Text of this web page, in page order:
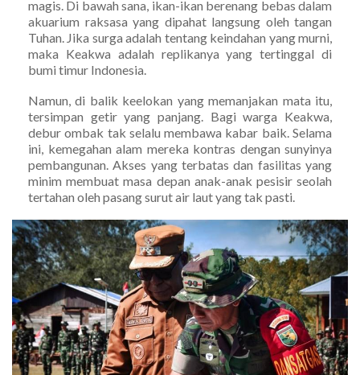
magis. Di bawah sana, ikan-ikan berenang bebas dalam
akuarium raksasa yang dipahat langsung oleh tangan
Tuhan. Jika surga adalah tentang keindahan yang murni,
maka Keakwa adalah replikanya yang tertinggal di
bumi timur Indonesia.
Namun, di balik keelokan yang memanjakan mata itu,
tersimpan getir yang panjang. Bagi warga Keakwa,
debur ombak tak selalu membawa kabar baik. Selama
ini, kemegahan alam mereka kontras dengan sunyinya
pembangunan. Akses yang terbatas dan fasilitas yang
minim membuat masa depan anak-anak pesisir seolah
tertahan oleh pasang surut air laut yang tak pasti.